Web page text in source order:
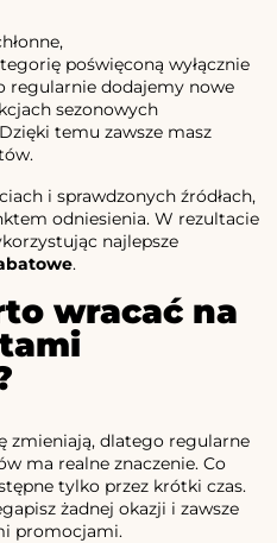
poświęconą wyłącznie
regularnie dodajemy nowe
sezonowych
temu zawsze masz
i sprawdzonych źródłach,
odniesienia. W rezultacie
najlepsze
.
wracać na
zmieniają, dlatego regularne
ma realne znaczenie. Co
tylko przez krótki czas.
żadnej okazji i zawsze
promocjami.